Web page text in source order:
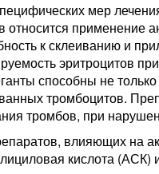
мер
относится применение
к склеиванию и
эритроцитов
способны не
тромбоцитов.
тромбов, при
влияющих на
кислота (АСК)